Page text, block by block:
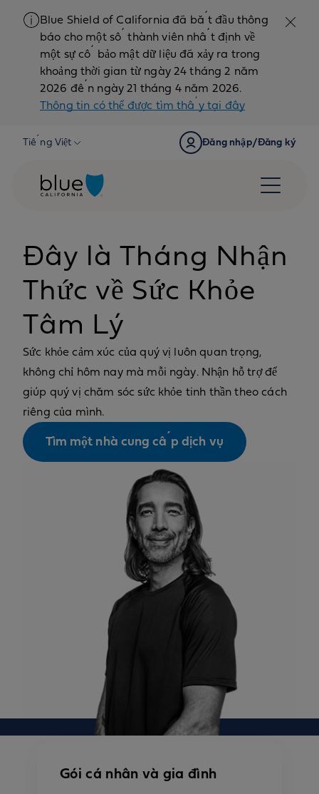
Blue Shield of California đã bắt đầu thông
báo cho một số thành viên nhất định về
một sự cố bảo mật dữ liệu đã xảy ra trong
khoảng thời gian từ ngày 24 tháng 2 năm
2026 đến ngày 21 tháng 4 năm 2026.
Thông tin có thể được tìm thấy tại đây
Skip to content
Tiếng Việt Đăng nhập/Đăng ký
Đây là Tháng Nhận
Thức về Sức Khỏe
Tâm Lý
Sức khỏe cảm xúc của quý vị luôn quan trọng,
không chỉ hôm nay mà mỗi ngày. Nhận hỗ trợ để
giúp quý vị chăm sóc sức khỏe tinh thần theo cách
riêng của mình.
Tìm một nhà cung cấp dịch vụ
Gói cá nhân và gia đình